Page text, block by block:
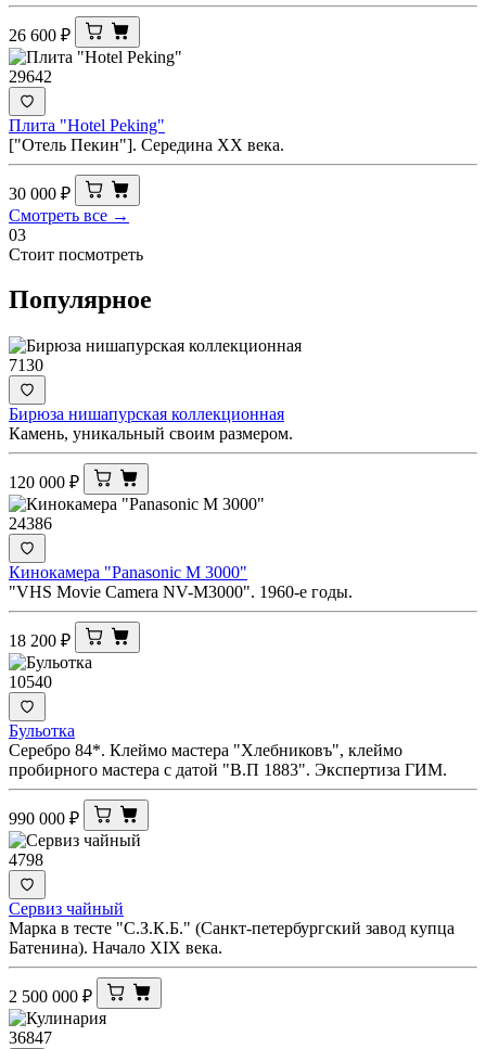
26 600 ₽
29642
Плита "Hotel Peking"
["Отель Пекин"]. Середина ХХ века.
30 000 ₽
Смотреть все →
03
Стоит посмотреть
Популярное
7130
Бирюза нишапурская коллекционная
Камень, уникальный своим размером.
120 000 ₽
24386
Кинокамера "Panasonic M 3000"
"VHS Movie Camera NV-M3000". 1960-е годы.
18 200 ₽
10540
Бульотка
Серебро 84*. Клеймо мастера "Хлебниковъ", клеймо
пробирного мастера с датой "В.П 1883". Экспертиза ГИМ.
990 000 ₽
4798
Сервиз чайный
Марка в тесте "С.З.К.Б." (Санкт-петербургский завод купца
Батенина). Начало XIX века.
2 500 000 ₽
36847